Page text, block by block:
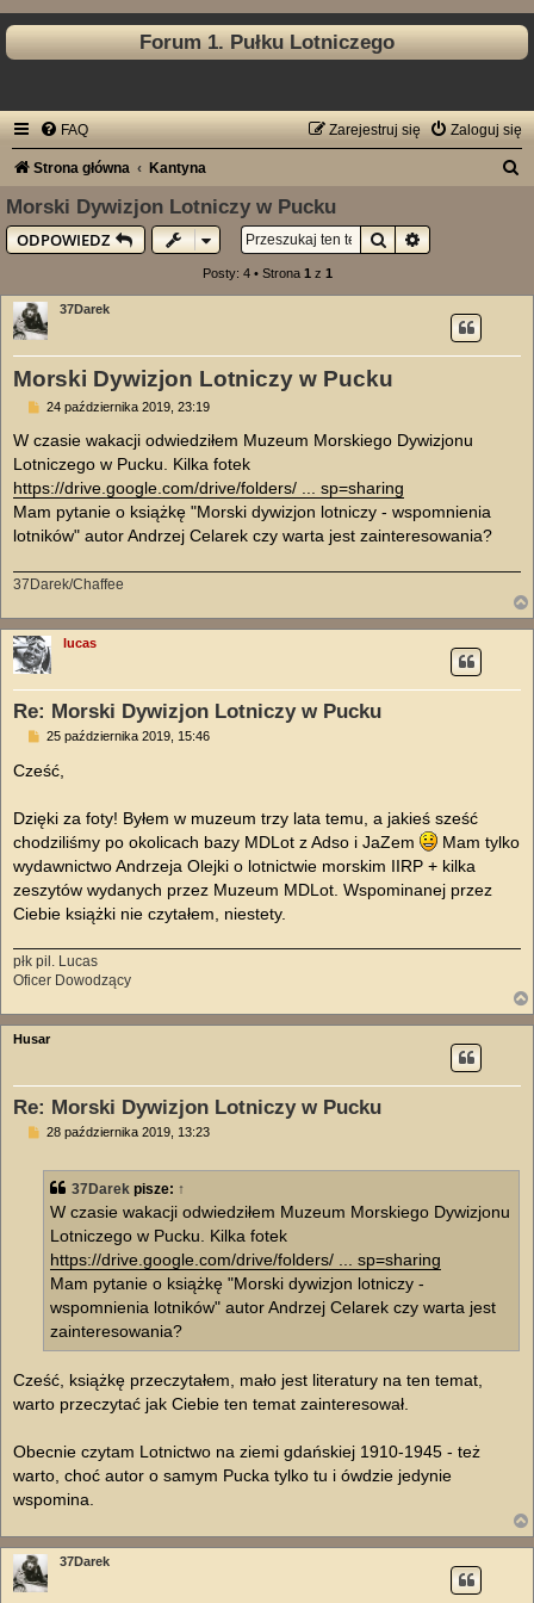
Forum 1. Pułku Lotniczego
FAQ Zaloguj się
Zarejestruj się
Strona główna Kantyna
a
Morski Dywizjon Lotniczy w Pucku
ODPOWIEDZ
SzukajWyszukiwanie
Posty: 4 • Strona 1 z 1
37Darek
Morski Dywizjon Lotniczy w Pucku
P
s
24 października 2019, 23:19
W czasie wakacji odwiedziłem Muzeum Morskiego Dywizjonu
Lotniczego w Pucku. Kilka fotek
https://drive.google.com/drive/folders/ ... sp=sharing
Mam pytanie o książkę "Morski dywizjon lotniczy - wspomnienia
lotników" autor Andrzej Celarek czy warta jest zainteresowania?
37Darek/Chaffee
lucas
Re: Morski Dywizjon Lotniczy w Pucku
P
s
t
25 października 2019, 15:46
Cześć,
Dzięki za foty! Byłem w muzeum trzy lata temu, a jakieś sześć
chodziliśmy po okolicach bazy MDLot z Adso i JaZem
Mam tylko
wydawnictwo Andrzeja Olejki o lotnictwie morskim IIRP + kilka
zeszytów wydanych przez Muzeum MDLot. Wspominanej przez
Ciebie książki nie czytałem, niestety.
płk pil. Lucas
Oficer Dowodzący
Husar
Re: Morski Dywizjon Lotniczy w Pucku
P28 października 2019, 13:23
37Darek pisze: ↑
W czasie wakacji odwiedziłem Muzeum Morskiego Dywizjonu
Lotniczego w Pucku. Kilka fotek
https://drive.google.com/drive/folders/ ... sp=sharing
Mam pytanie o książkę "Morski dywizjon lotniczy -
wspomnienia lotników" autor Andrzej Celarek czy warta jest
zainteresowania?
Cześć, książkę przeczytałem, mało jest literatury na ten temat,
warto przeczytać jak Ciebie ten temat zainteresował.
Obecnie czytam Lotnictwo na ziemi gdańskiej 1910-1945 - też
warto, choć autor o samym Pucka tylko tu i ówdzie jedynie
wspomina.
37Darek